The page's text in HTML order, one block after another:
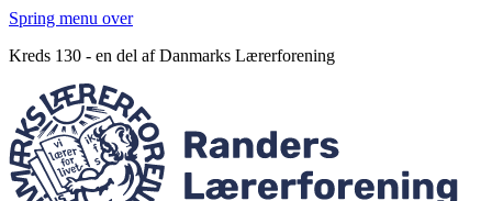
Spring menu over
Kreds 130 - en del af Danmarks Lærerforening